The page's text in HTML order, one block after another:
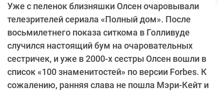
Уже с пеленок близняшки Олсен очаровывали
телезрителей сериала «Полный дом». После
восьмилетнего показа ситкома в Голливуде
случился настоящий бум на очаровательных
сестричек, и уже в 2000-х сестры Олсен вошли в
список «100 знаменитостей» по версии Forbes. К
сожалению, ранняя слава не пошла Мэри-Кейт и